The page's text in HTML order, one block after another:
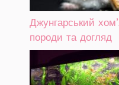
Джунгарський
породи та догляд